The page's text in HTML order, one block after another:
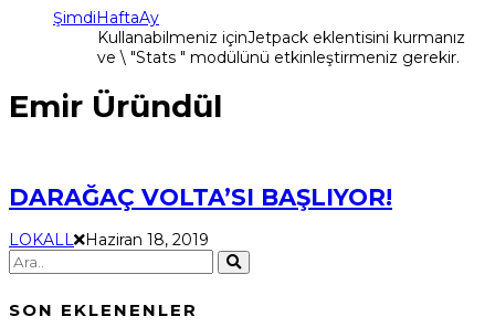
ŞimdiHaftaAy
Kullanabilmeniz içinJetpack eklentisini kurmanız
ve \ "Stats " modülünü etkinleştirmeniz gerekir.
Emir Üründül
DARAĞAÇ VOLTA’SI BAŞLIYOR!
LOKALL Haziran 18, 2019
SON EKLENENLER